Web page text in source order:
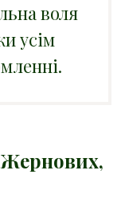
воля
усім
Жернових,